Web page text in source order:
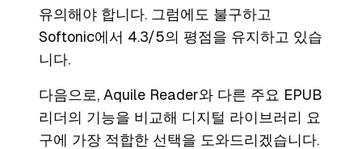
유의해야 합니다. 그럼에도 불구하고
Softonic에서 4.3/5의 평점을 유지하고 있습
니다.
다음으로, Aquile Reader와 다른 주요 EPUB
리더의 기능을 비교해 디지털 라이브러리 요
구에 가장 적합한 선택을 도와드리겠습니다.